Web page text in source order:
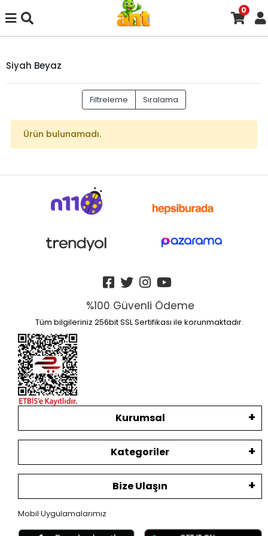
0
Siyah Beyaz
Filtreleme Sıralama
Ürün bulunamadı.
%100 Güvenli Ödeme
Tüm bilgileriniz 256bit SSL Sertifikası ile korunmaktadır.
Kurumsal
Kategoriler
Bize Ulaşın
Mobil Uygulamalarımız